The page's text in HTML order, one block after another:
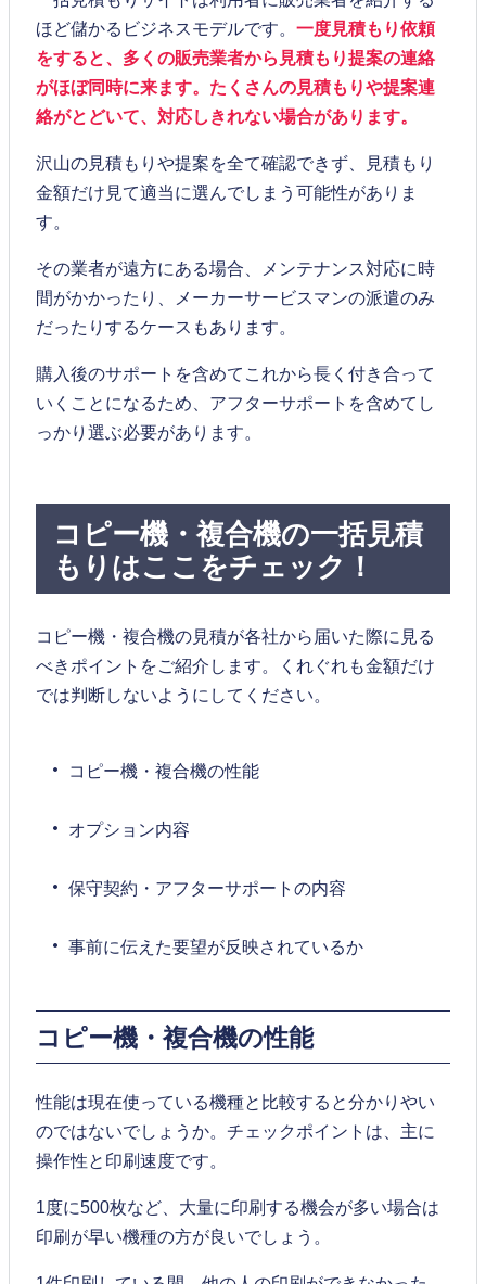
ほど儲かるビジネスモデルです。 一度見積もり依頼
をすると、多くの販売業者から見積もり提案の連絡
がほぼ同時に来ます。たくさんの見積もりや提案連
絡がとどいて、対応しきれない場合があります。
沢山の見積もりや提案を全て確認できず、見積もり
金額だけ見て適当に選んでしまう可能性がありま
す。
その業者が遠方にある場合、メンテナンス対応に時
間がかかったり、メーカーサービスマンの派遣のみ
だったりするケースもあります。
購入後のサポートを含めてこれから長く付き合って
いくことになるため、アフターサポートを含めてし
っかり選ぶ必要があります。
コピー機・複合機の一括見積
もりはここをチェック！
コピー機・複合機の見積が各社から届いた際に見る
べきポイントをご紹介します。くれぐれも金額だけ
では判断しないようにしてください。
コピー機・複合機の性能
オプション内容
保守契約・アフターサポートの内容
事前に伝えた要望が反映されているか
コピー機・複合機の性能
性能は現在使っている機種と比較すると分かりやい
のではないでしょうか。チェックポイントは、主に
操作性と印刷速度です。
1度に500枚など、大量に印刷する機会が多い場合は
印刷が早い機種の方が良いでしょう。